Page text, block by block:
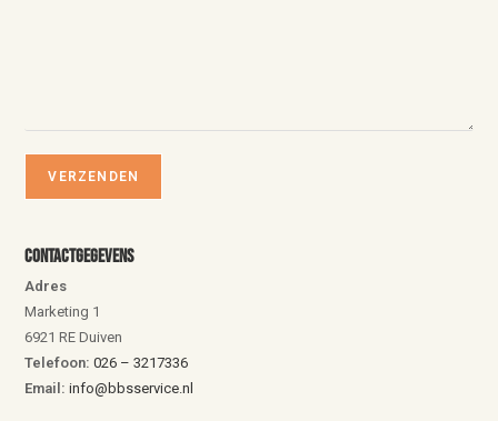
Contactgegevens
Adres
Marketing 1
6921 RE Duiven
Telefoon:026 – 3217336
Email: info@bbsservice.nl